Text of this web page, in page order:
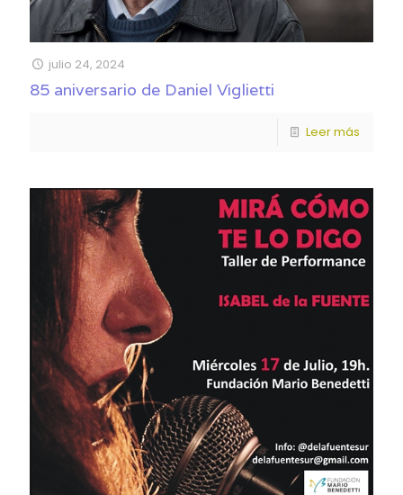
julio 24, 2024
85 aniversario de Daniel Viglietti
Leer más